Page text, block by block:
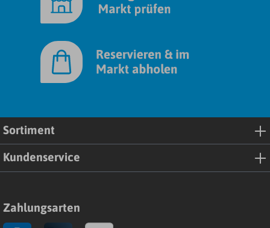
Sortiment
Kundenservice
Zahlungsarten